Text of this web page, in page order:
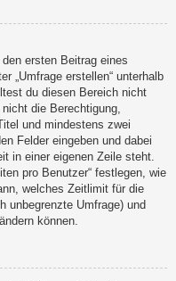
ersten Beitrag eines
„Umfrage erstellen“ unterhalb
du diesen Bereich nicht
die Berechtigung,
und mindestens zwei
Felder eingeben und dabei
in einer eigenen Zeile steht.
pro Benutzer“ festlegen, wie
welches Zeitlimit für die
unbegrenzte Umfrage) und
können.